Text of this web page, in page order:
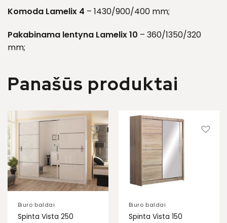
Komoda Lamelix 4 – 1430/900/400 mm;
Pakabinama lentyna Lamelix 10 – 360/1350/320
mm;
Panašūs produktai
Biuro baldai
Spinta Vista 250
Biuro baldai
Spinta Vista 150